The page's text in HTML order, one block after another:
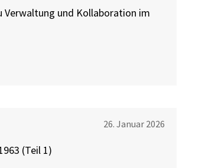
Verwaltung und Kollaboration im
(Teil 1)
26. Januar 2026